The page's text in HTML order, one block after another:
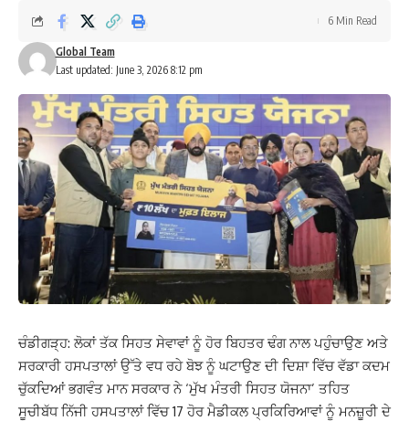
Last updated: June 3, 2026 8:12 pm
Global Team
6 Min Read
ਚੰਡੀਗੜ੍ਹ: ਲੋਕਾਂ ਤੱਕ ਸਿਹਤ ਸੇਵਾਵਾਂ ਨੂੰ ਹੋਰ ਬਿਹਤਰ ਢੰਗ ਨਾਲ ਪਹੁੰਚਾਉਣ ਅਤੇ
ਸਰਕਾਰੀ ਹਸਪਤਾਲਾਂ ਉੱਤੇ ਵਧ ਰਹੇ ਬੋਝ ਨੂੰ ਘਟਾਉਣ ਦੀ ਦਿਸ਼ਾ ਵਿੱਚ ਵੱਡਾ ਕਦਮ
ਚੁੱਕਦਿਆਂ ਭਗਵੰਤ ਮਾਨ ਸਰਕਾਰ ਨੇ ‘ਮੁੱਖ ਮੰਤਰੀ ਸਿਹਤ ਯੋਜਨਾ’ ਤਹਿਤ
ਸੂਚੀਬੱਧ ਨਿੱਜੀ ਹਸਪਤਾਲਾਂ ਵਿੱਚ 17 ਹੋਰ ਮੈਡੀਕਲ ਪ੍ਰਕਿਰਿਆਵਾਂ ਨੂੰ ਮਨਜ਼ੂਰੀ ਦੇ